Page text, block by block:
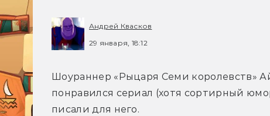
Андрей Квасков
29 января, 18:12
Шоураннер «Рыцаря Семи королевств»
понравился сериал (хотя сортирный
писали для него.